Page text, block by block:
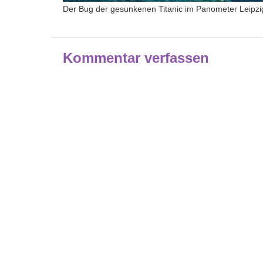
Der Bug der gesunkenen Titanic im Panometer
Kommentar verfassen